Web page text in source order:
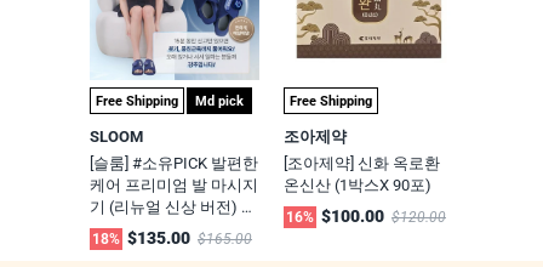
Free Shipping Md pick
SLOOM
[슬룸] #소유PICK 발편한
케어 프리미엄 발 마시지
기 (리뉴얼 신상 버전) 8
단계 EMS 슬리퍼
18% $135.00 $165.00
Free Shipping
조아제약
[조아제약] 신화 옥로환
온신산 (1박스X 90포)
16% $100.00 $120.00